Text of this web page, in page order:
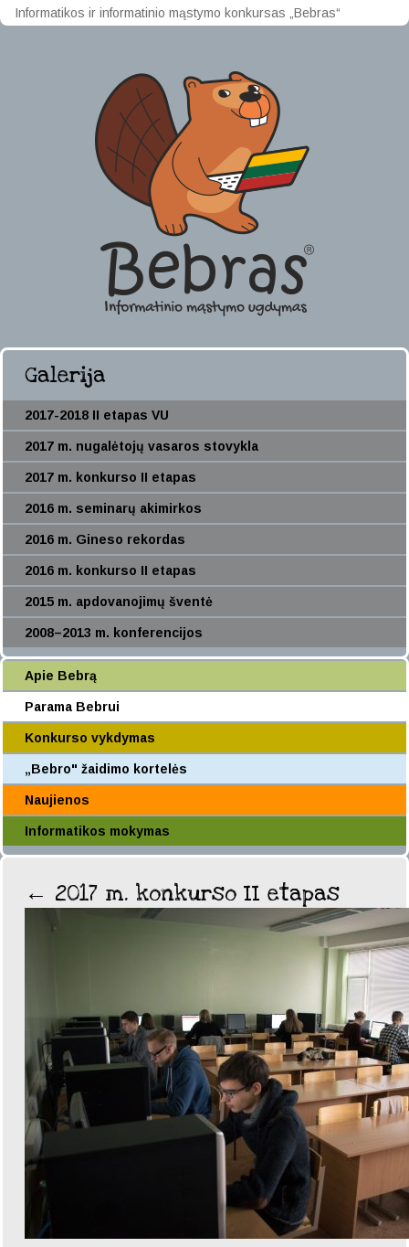
Informatikos ir informatinio mąstymo konkursas „Bebras“
Galerija
2017-2018 II etapas VU
2017 m. nugalėtojų vasaros stovykla
2017 m. konkurso II etapas
2016 m. seminarų akimirkos
2016 m. Gineso rekordas
2016 m. konkurso II etapas
2015 m. apdovanojimų šventė
2008–2013 m. konferencijos
Apie Bebrą
Parama Bebrui
Konkurso vykdymas
„Bebro" žaidimo kortelės
Naujienos
Informatikos mokymas
← 2017 m. konkurso II etapas